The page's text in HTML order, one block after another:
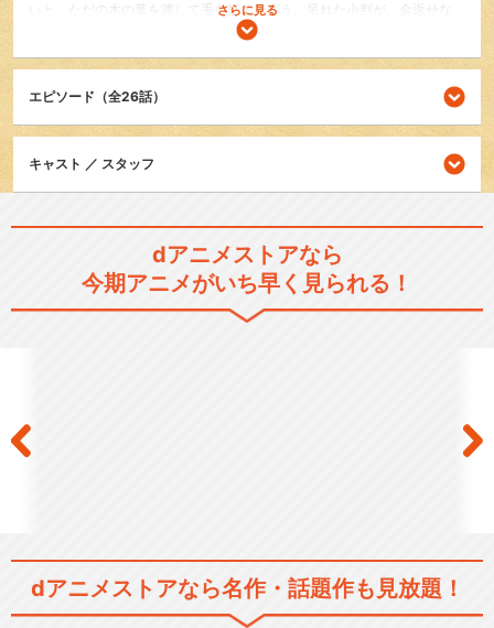
いと、ただの木の葉を渡して手を打てと言う。呆れた小判が、金返せな
いならネタ寄こせと凄むと檎は、『かちかち山』の兎、つまり如飛虫堕
満月で働く桃太郎。用事を済ませ戻って来ると、店先に何やら置いてあ
る。それは、カボチャで作った提灯。つまり、ジャック・オ・ランタ
ン。現世はハロウィンシーズンの真っただ中なのだ。女の子はハロウィ
ンが好きだし、当日はコスプレした女の子がたくさん来るとほくほく顔
の、素直に楽しもうと白澤が言いだし……
コメディ/ギャグ
シリーズ／関連のアニメ作品
さらに見る
エピソード（全26話）
キャスト ／ スタッフ
dアニメストアなら
今期アニメがいち早く見られる！
dアニメストアなら名作・話題作も見放題！